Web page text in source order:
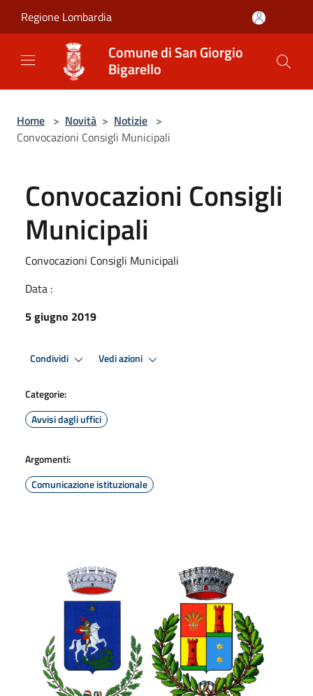
Regione Lombardia
Comune di San Giorgio
Bigarello
Home > Novità > Notizie >
Convocazioni Consigli Municipali
Convocazioni Consigli
Municipali
Convocazioni Consigli Municipali
Data :
5 giugno 2019
Condividi Vedi azioni
Categorie:
Avvisi dagli uffici
Argomenti:
Comunicazione istituzionale